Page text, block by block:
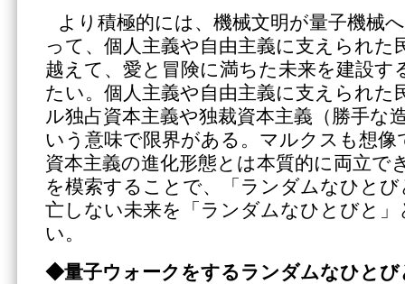
より積極的には、機械文明が量子機械
って、個人主義や自由主義に支えられた
越えて、愛と冒険に満ちた未来を建設す
たい。個人主義や自由主義に支えられた
ル独占資本主義や独裁資本主義（勝手な
いう意味で限界がある。マルクスも想
資本主義の進化形態とは本質的に両立で
を模索することで、「ランダムなひと
亡しない未来を「ランダムなひとびと
い。
◆量子ウォークをするランダムなひとび